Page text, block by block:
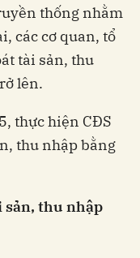
thống nhằm
các cơ quan, tổ
tài sản, thu
lên.
thực hiện CĐS
thu nhập bằng
sản, thu nhập